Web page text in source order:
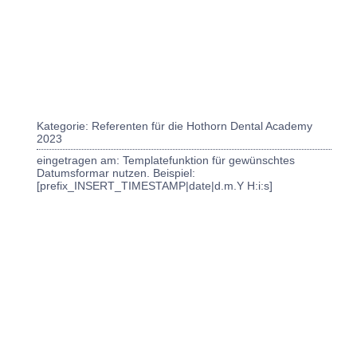
Kategorie: Referenten für die Hothorn Dental Academy
2023
eingetragen am: Templatefunktion für gewünschtes
Datumsformar nutzen. Beispiel:
[prefix_INSERT_TIMESTAMP|date|d.m.Y H:i:s]